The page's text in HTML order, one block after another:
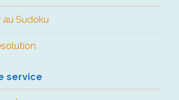
Sudoku
service